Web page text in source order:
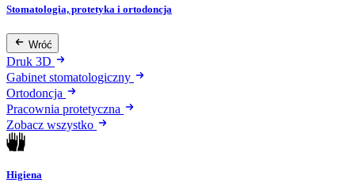
Stomatologia, protetyka i ortodoncja
Wróć
Druk 3D
Gabinet stomatologiczny
Ortodoncja
Pracownia protetyczna
Zobacz wszystko
Higiena